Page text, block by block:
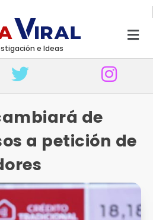
e Ideas
de
a petición de